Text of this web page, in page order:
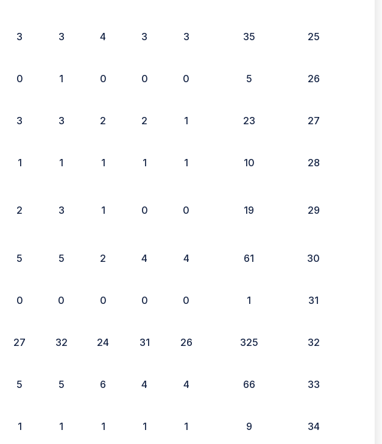
3 3 4 3 3 35 25
0 1 0 0 0 5 26
3 3 2 2 1 23 27
1 1 1 1 1 10 28
2 3 1 0 0 19 29
5 5 2 4 4 61 30
0 0 0 0 0 1 31
27 32 24 31 26 325 32
5 5 6 4 4 66 33
1 1 1 1 1 9 34